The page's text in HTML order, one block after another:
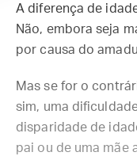
A diferença de
Não, embora seja
por causa do
Mas se for o
sim, uma
disparidade de
pai ou de uma mãe